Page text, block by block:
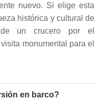
nuevo. Si elige esta
histórica y cultural de
un crucero por el
monumental para el
en barco?